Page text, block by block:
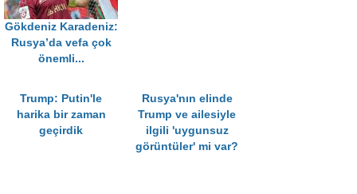
Gökdeniz Karadeniz:
Rusya’da vefa çok
önemli...
Trump: Putin'le
harika bir zaman
geçirdik
Rusya'nın elinde
Trump ve ailesiyle
ilgili 'uygunsuz
görüntüler' mi var?